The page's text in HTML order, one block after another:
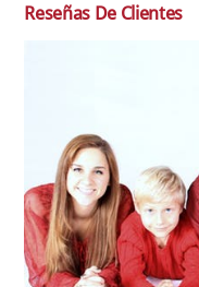
Reseñas De Clientes